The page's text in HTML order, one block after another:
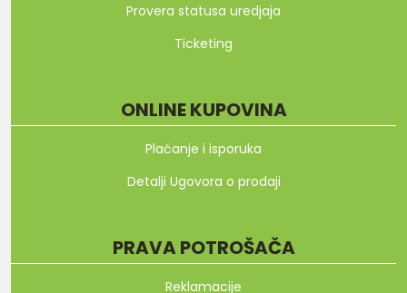
Provera statusa uredjaja
Ticketing
ONLINE KUPOVINA
Plaćanje i isporuka
Detalji Ugovora o prodaji
PRAVA POTROŠAČA
Reklamacije